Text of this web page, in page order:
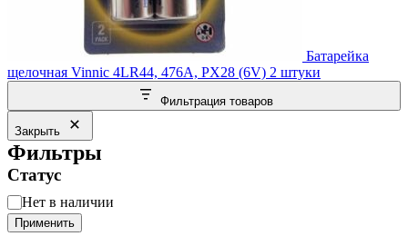
Батарейка
щелочная Vinnic 4LR44, 476A, PX28 (6V) 2 штуки
Фильтрация товаров
Закрыть
Фильтры
Статус
Статус
Нет в наличии
Применить